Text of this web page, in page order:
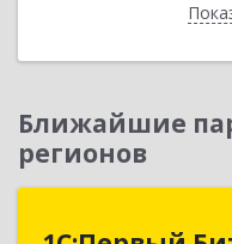
Ближайшие
регионов